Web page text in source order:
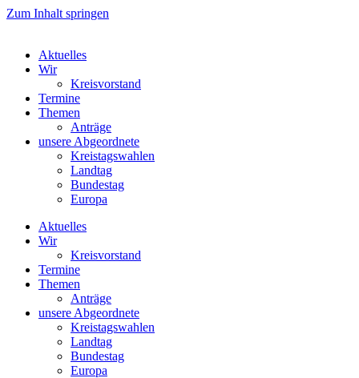
Zum Inhalt springen
Aktuelles
Wir
Kreisvorstand
Termine
Themen
Anträge
unsere Abgeordnete
Kreistagswahlen
Landtag
Bundestag
Europa
Aktuelles
Wir
Kreisvorstand
Termine
Themen
Anträge
unsere Abgeordnete
Kreistagswahlen
Landtag
Bundestag
Europa